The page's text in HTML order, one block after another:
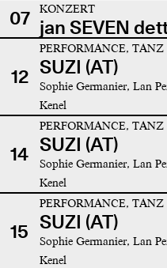
07
KONZERT
jan SEVEN
12
PERFORMANCE, TANZ
SUZI (AT)
Sophie Germanier, Lan
Kenel
14
PERFORMANCE, TANZ
SUZI (AT)
Sophie Germanier, Lan
Kenel
15
PERFORMANCE, TANZ
SUZI (AT)
Sophie Germanier, Lan
Kenel